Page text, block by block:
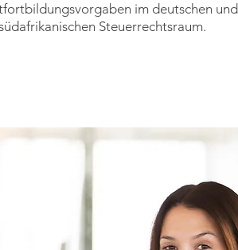
im deutschen und
Steuerrechtsraum.